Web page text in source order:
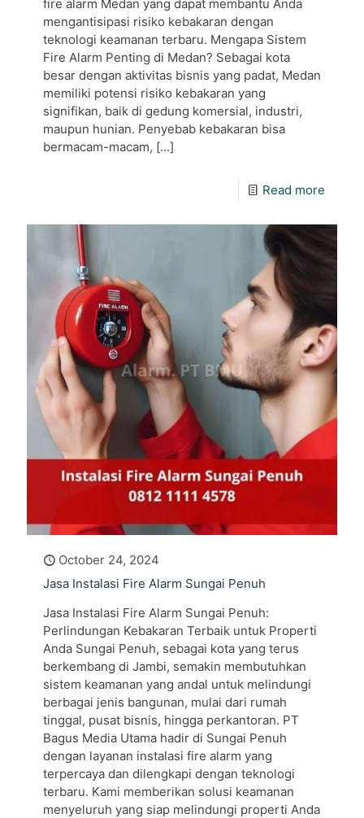
fire alarm Medan yang dapat membantu Anda
mengantisipasi risiko kebakaran dengan
teknologi keamanan terbaru. Mengapa Sistem
Fire Alarm Penting di Medan? Sebagai kota
besar dengan aktivitas bisnis yang padat, Medan
memiliki potensi risiko kebakaran yang
signifikan, baik di gedung komersial, industri,
maupun hunian. Penyebab kebakaran bisa
bermacam-macam, […]
Read more
October 24, 2024
Jasa Instalasi Fire Alarm Sungai Penuh
Jasa Instalasi Fire Alarm Sungai Penuh:
Perlindungan Kebakaran Terbaik untuk Properti
Anda Sungai Penuh, sebagai kota yang terus
berkembang di Jambi, semakin membutuhkan
sistem keamanan yang andal untuk melindungi
berbagai jenis bangunan, mulai dari rumah
tinggal, pusat bisnis, hingga perkantoran. PT
Bagus Media Utama hadir di Sungai Penuh
dengan layanan instalasi fire alarm yang
terpercaya dan dilengkapi dengan teknologi
terbaru. Kami memberikan solusi keamanan
menyeluruh yang siap melindungi properti Anda